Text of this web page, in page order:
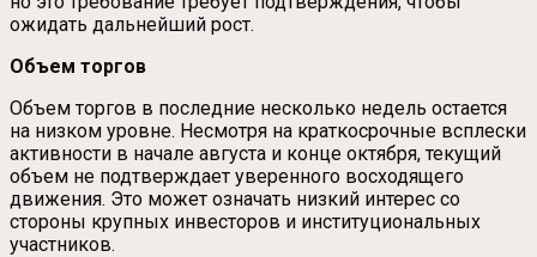
ожидать дальнейший рост.
Объем торгов
Объем торгов в последние несколько недель остается
на низком уровне. Несмотря на краткосрочные всплески
активности в начале августа и конце октября, текущий
объем не подтверждает уверенного восходящего
движения. Это может означать низкий интерес со
стороны крупных инвесторов и институциональных
участников.